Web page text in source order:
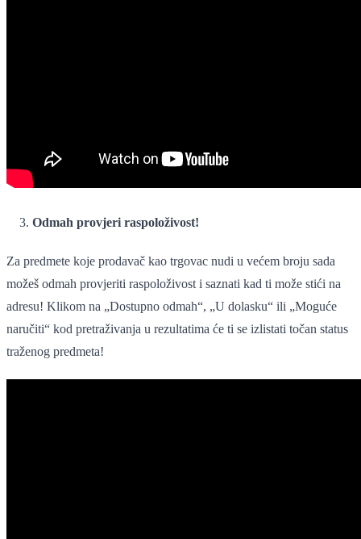
Odmah provjeri raspoloživost!
Za predmete koje prodavač kao trgovac nudi u većem broju sada
možeš odmah provjeriti raspoloživost i saznati kad ti može stići na
adresu! Klikom na „Dostupno odmah“, „U dolasku“ ili „Moguće
naručiti“ kod pretraživanja u rezultatima će ti se izlistati točan status
traženog predmeta!